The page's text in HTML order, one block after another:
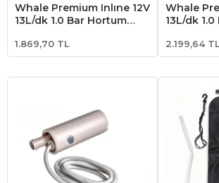
Whale Premium Inlıne 12V
13L/dk 1.0 Bar Hortum
1.869,70 TL
Whale
13L/dk 1.0
2.199,64